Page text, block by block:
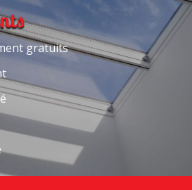
gratuits